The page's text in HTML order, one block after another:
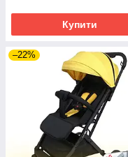
Купити
–22%